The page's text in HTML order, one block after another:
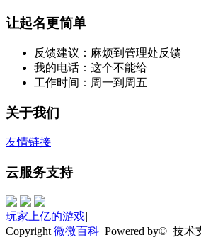
让起名更简单
反馈建议：麻烦到管理处反馈
我的电话：这个不能给
工作时间：周一到周五
关于我们
友情链接
云服务支持
玩家上亿的游戏|
Copyright 微微百科 Powered by© 技术